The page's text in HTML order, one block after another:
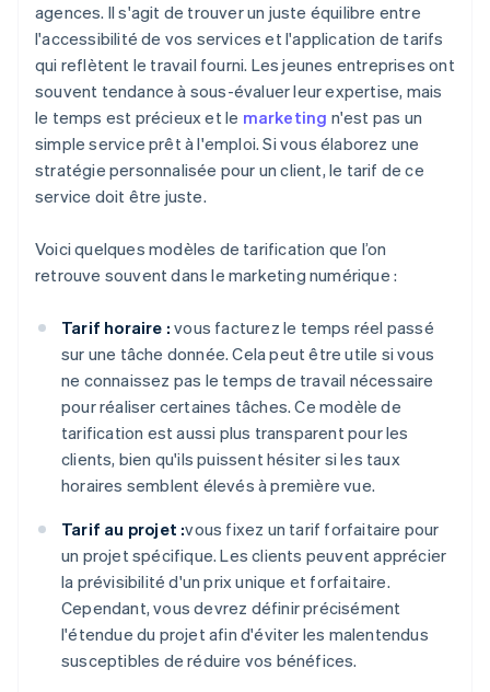
agences. Il s'agit de trouver un juste équilibre entre
l'accessibilité de vos services et l'application de tarifs
qui reflètent le travail fourni. Les jeunes entreprises ont
souvent tendance à sous-évaluer leur expertise, mais
le temps est précieux et le marketing n'est pas un
simple service prêt à l'emploi. Si vous élaborez une
stratégie personnalisée pour un client, le tarif de ce
service doit être juste.
Voici quelques modèles de tarification que l’on
retrouve souvent dans le marketing numérique :
Tarif horaire : vous facturez le temps réel passé
sur une tâche donnée. Cela peut être utile si vous
ne connaissez pas le temps de travail nécessaire
pour réaliser certaines tâches. Ce modèle de
tarification est aussi plus transparent pour les
clients, bien qu'ils puissent hésiter si les taux
horaires semblent élevés à première vue.
Tarif au projet :vous fixez un tarif forfaitaire pour
un projet spécifique. Les clients peuvent apprécier
la prévisibilité d'un prix unique et forfaitaire.
Cependant, vous devrez définir précisément
l'étendue du projet afin d'éviter les malentendus
susceptibles de réduire vos bénéfices.